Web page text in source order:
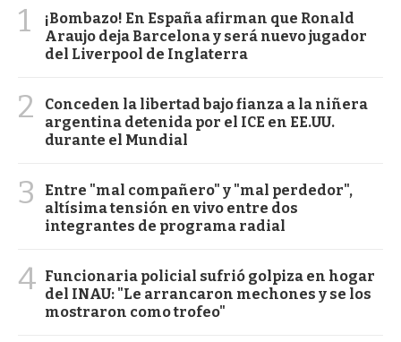
1
¡Bombazo! En España afirman que Ronald
Araujo deja Barcelona y será nuevo jugador
del Liverpool de Inglaterra
2
Conceden la libertad bajo fianza a la niñera
argentina detenida por el ICE en EE.UU.
durante el Mundial
3
Entre "mal compañero" y "mal perdedor",
altísima tensión en vivo entre dos
integrantes de programa radial
4 Funcionaria policial sufrió golpiza en hogar
del INAU: "Le arrancaron mechones y se los
mostraron como trofeo"